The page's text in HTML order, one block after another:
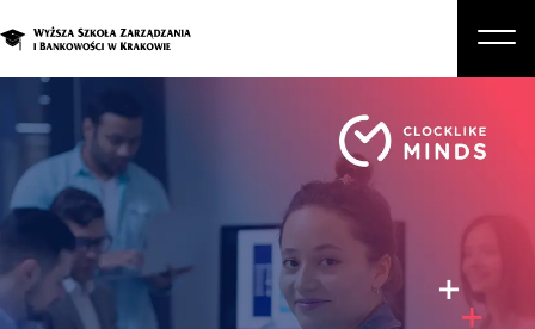
O nas
Studia podyplomowe i kursy
Student